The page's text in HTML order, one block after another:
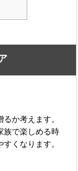
か考えます。
族で楽しめる時
くなります。